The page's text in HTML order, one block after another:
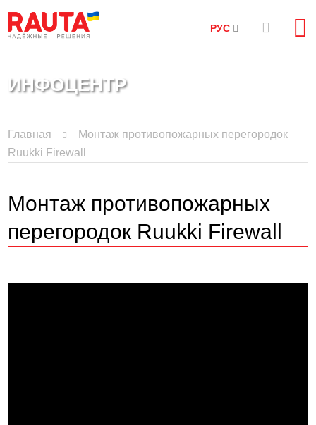
РУС
ИНФОЦЕНТР
Главная
Монтаж противопожарных перегородок
Ruukki Firewall
Монтаж противопожарных
перегородок Ruukki Firewall